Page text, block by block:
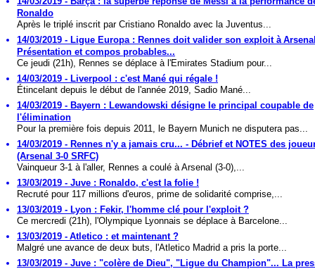
Ronaldo
Après le triplé inscrit par Cristiano Ronaldo avec la Juventus...
14/03/2019 - Ligue Europa : Rennes doit valider son exploit à
Présentation et compos probables...
Ce jeudi (21h), Rennes se déplace à l'Emirates Stadium pour...
14/03/2019 - Liverpool : c'est Mané qui régale !
Étincelant depuis le début de l'année 2019, Sadio Mané...
14/03/2019 - Bayern : Lewandowski désigne le principal coupable de
l'élimination
Pour la première fois depuis 2011, le Bayern Munich ne disputera pas...
14/03/2019 - Rennes n'y a jamais cru... - Débrief et NOTES des
(Arsenal 3-0 SRFC)
Vainqueur 3-1 à l'aller, Rennes a coulé à Arsenal (3-0),...
13/03/2019 - Juve : Ronaldo, c'est la folie !
Recruté pour 117 millions d'euros, prime de solidarité comprise,...
13/03/2019 - Lyon : Fekir, l'homme clé pour l'exploit ?
Ce mercredi (21h), l'Olympique Lyonnais se déplace à Barcelone...
13/03/2019 - Atletico : et maintenant ?
Malgré une avance de deux buts, l'Atletico Madrid a pris la porte...
13/03/2019 - Juve : "colère de Dieu", "Ligue du Champion"... La